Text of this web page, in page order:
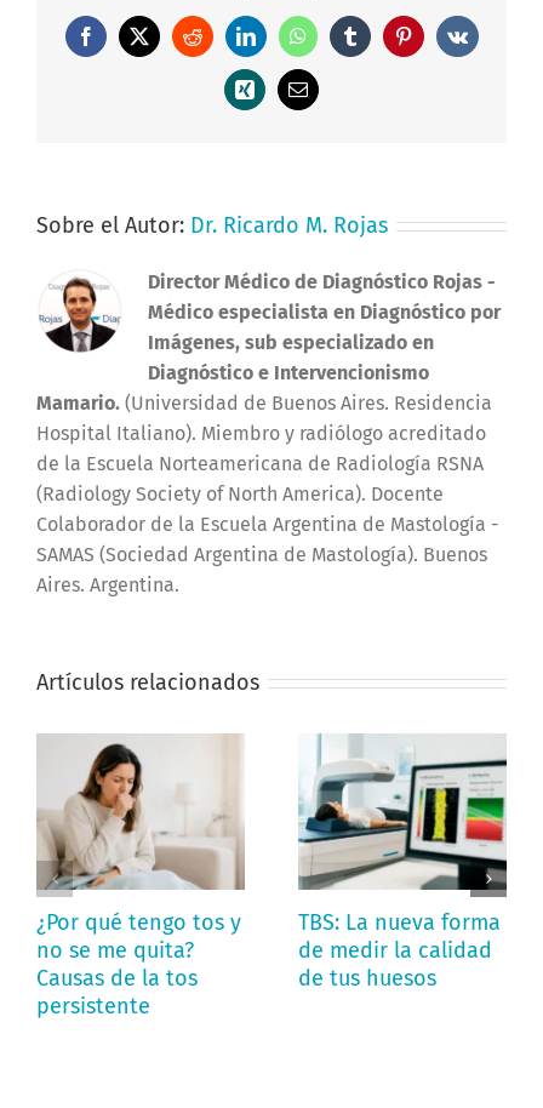
Facebook
X RedditLinkedInWhatsAppTumblrPinterestVk
Xing
Correo
Sobre el Autor: Dr. Ricardo M. Rojas
Director Médico de Diagnóstico Rojas -
Médico especialista en Diagnóstico por
Imágenes, sub especializado en
Diagnóstico e Intervencionismo
Mamario. (Universidad de Buenos Aires. Residencia
Hospital Italiano). Miembro y radiólogo acreditado
de la Escuela Norteamericana de Radiología RSNA
(Radiology Society of North America). Docente
Colaborador de la Escuela Argentina de Mastología -
SAMAS (Sociedad Argentina de Mastología). Buenos
Aires. Argentina.
Artículos relacionados
¿Por qué tengo tos y
no se me quita?
Causas de la tos
persistente
TBS: La nueva forma
de medir la calidad
de tus huesos